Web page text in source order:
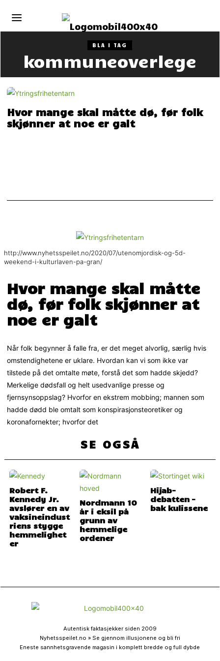
BLA I TAG
kommuneoverlege
Hvor mange skal måtte dø, før folk
skjønner at noe er galt
http://www.nyhetsspeilet.no/2020/07/utenomjordisk-og-5d-
weekend-i-kulturlaven-pa-gran/
Hvor mange skal måtte
dø, før folk skjønner at
noe er galt
Når folk begynner å falle fra, er det meget alvorlig, særlig hvis
omstendighetene er uklare. Hvordan kan vi som ikke var
tilstede på det omtalte møte, forstå det som hadde skjedd?
Merkelige dødsfall og helt usedvanlige presse og
fjernsynsoppslag? Hvorfor en ekstrem mobbing; mannen som
hadde dødd ble omtalt som konspirasjonsteoretiker og
koronafornekter; hvorfor det
SE OGSÅ
Robert F.
Kennedy Jr.
avslører en av
vaksineindust
riens stygge
hemmelighet
er
Nordmann 10
år i eksil på
grunn av
hemmelige
ordener
Hijab-
debatten –
bak kulissene
Autentisk faktasjekker siden 2009
Nyhetsspeilet.no » Se gjennom illusjonene og bli fri
Eneste sannhetsgravende magasin i komplett bredde og full dybde